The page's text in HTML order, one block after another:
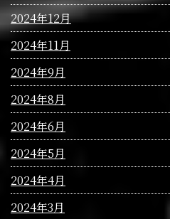
2024年12月
2024年11月
2024年9月
2024年8月
2024年6月
2024年5月
2024年4月
2024年3月